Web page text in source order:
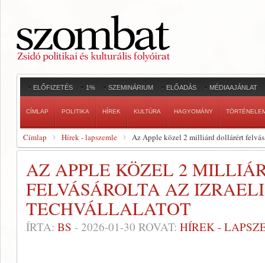
ELŐFIZETÉS 1% SZEMINÁRIUM ELŐADÁS MÉDIAAJÁNLAT
CÍMLAP POLITIKA HÍREK KULTÚRA HAGYOMÁNY
Címlap Hírek - lapszemle Az Apple közel 2 milliárd dollárért
AZ APPLE KÖZEL 2
FELVÁSÁROLTA AZ
TECHVÁLLALATOT
ÍRTA: BS - 2026-01-30 ROVAT: HÍREK -